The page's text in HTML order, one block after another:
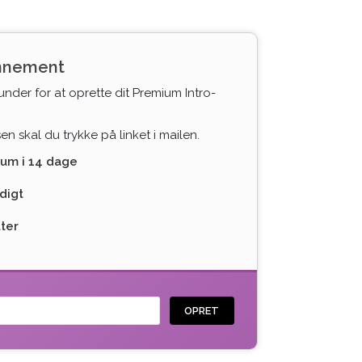
for at oprette dit Premium Intro-
skal du trykke på linket i mailen.
i 14 dage
OPRET